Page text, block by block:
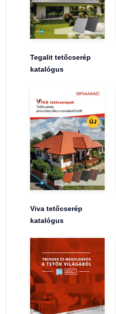
Tegalit tetőcserép
katalógus
Viva tetőcserép
katalógus